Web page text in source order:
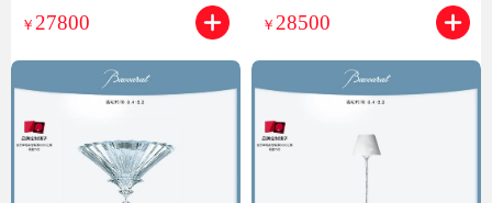
￥ 27800 ￥ 28500